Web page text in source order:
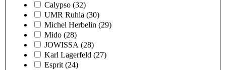
Calypso (32)
UMR Ruhla (30)
Michel Herbelin (29)
Mido (28)
JOWISSA (28)
Karl Lagerfeld (27)
Esprit (24)